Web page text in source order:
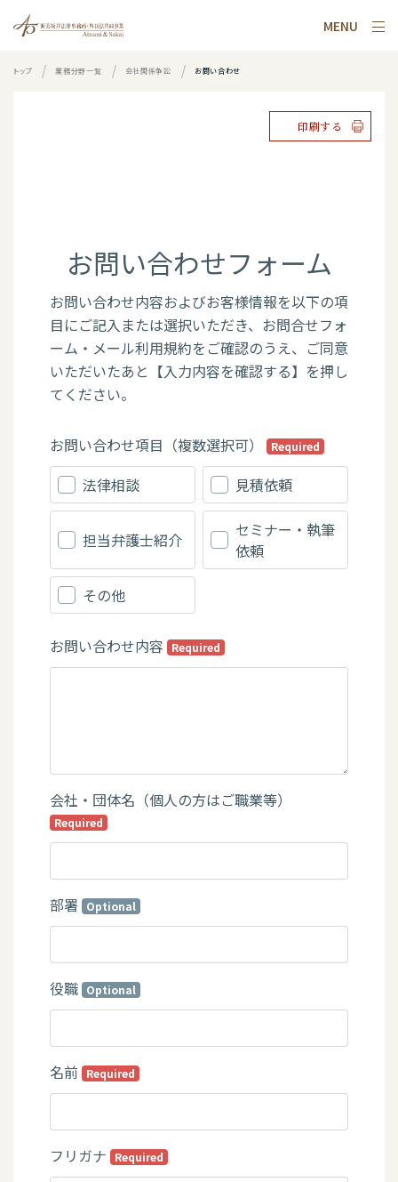
MENU
トップ 業務分野一覧 会社関係争訟 お問い合わせ
印刷する